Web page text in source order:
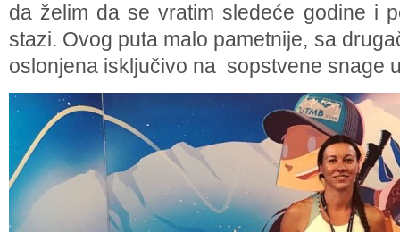
da želim da se vratim sledeće godine i
stazi. Ovog puta malo pametnije, sa
oslonjena isključivo na sopstvene snage